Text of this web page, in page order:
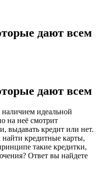
дают всем
дают всем
наличием идеальной
на неё смотрит
выдавать кредит или нет.
кредитные карты,
такие кредитки,
Ответ вы найдете